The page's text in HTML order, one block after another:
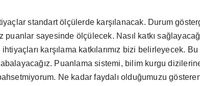
standart ölçülerde karşılanacak. Durum
puanlar sayesinde ölçülecek. Nasıl katkı
karşılama katkılarımız bizi belirleyecek.
Puanlama sistemi, bilim kurgu
bahsetmiyorum. Ne kadar faydalı olduğumuzu